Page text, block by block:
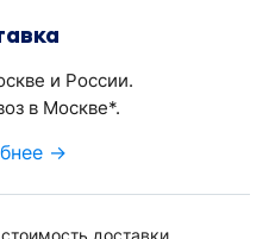
и России.
в Москве*.
→